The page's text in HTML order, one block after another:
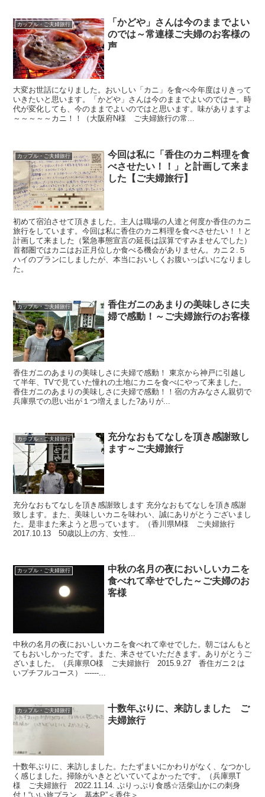
カップル・ご夫婦旅行
「かどや」さんは今のままでよい
のでは～常連様ご夫婦のお客様の
声
大変お世話になりました。おいしい「カニ」を食べ今年度はりきって
いきたいと思います。「かどや」さんは今のままでよいのではー。時
代が変化しても、今のままでよいのではと思います。味がありますよ
～～～～～カニ！！（大阪府N様 ご夫婦旅行の常...
カップル・ご夫婦旅行
今回は私に「香住のカニ料理を食
べさせたい！！」と計画して来ま
した【ご夫婦旅行】
初めて宿泊させて頂きました。主人は職場の人達と何度か香住のカニ
旅行をしています。今回は私に香住のカニ料理を食べさせたい！！と
計画して来ました（緊急事態宣言の延長は誤算ですみませんでした）
首都圏ではカニはお正月位しか食べる機会がありません。カニ２.５
ハイのプランにしましたが、本当においしくお腹いっぱいになりまし
た。
カップル・ご夫婦旅行
香住ガニのあまりの美味しさに夫
婦で感動！～ご夫婦旅行のお客様
香住ガニのあまりの美味しさに夫婦で感動！ 東京から神戸に引越し
て半年、TVで見ていた憧れの土地にカニを食べにやって来ました。
香住ガニのあまりの美味しさに夫婦で感動！！宿の方みなさん親切で
兵庫県での思い出が１つ増えました?ありが...
カップル・ご夫婦旅行
充分なおもてなしを頂き感謝致し
ます～ご夫婦旅行
充分なおもてなしを頂き感謝致します 充分なおもてなしを頂き感謝
致します。また、美味しいカニを味わい、誠にありがとうございまし
た。是非また来ようと思っています。（香川県M様 ご夫婦旅行
2017.10.13 50歳以上の方、女性...
カップル・ご夫婦旅行
中秋の名月の夜においしいカニを
食べれて幸せでした～ご夫婦のお
客様
中秋の名月の夜においしいカニを食べれて幸せでした。朝ごはんもと
てもおいしかったです。また、来させていただきます。ありがとうご
ざいました。（兵庫県O様 ご夫婦旅行 2015.9.27 香住ガニ２は
いプチフルコース） ------...
カップル・ご夫婦旅行
十数年ぶりに、来訪しました ご
夫婦旅行
十数年ぶりに、来訪しました。たたずまいにかわりがなく、なつかし
く感じました。掃除がいきとどいていてよかったです。（兵庫県T
様 ご夫婦旅行 2022.11.14. ぷりっぷり食感☆活柴山かにの刺身
付！“いい旅プラン 基本P”＜香住＞